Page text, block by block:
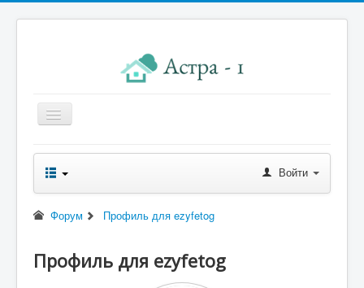
Главная
Новости правления
Начисления к оплате
Реквизиты
Войти
Форум Профиль для ezyfetog
Профиль для ezyfetog